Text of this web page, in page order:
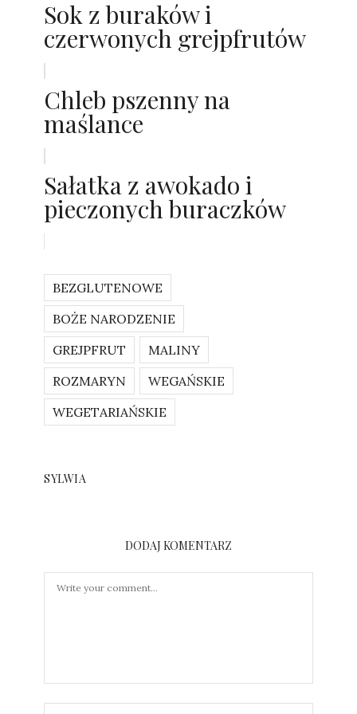
Sok z buraków i
czerwonych grejpfrutów
Chleb pszenny na
maślance
Sałatka z awokado i
pieczonych buraczków
BEZGLUTENOWE
BOŻE NARODZENIE
GREJPFRUT
MALINY
ROZMARYN
WEGAŃSKIE
WEGETARIAŃSKIE
SYLWIA
DODAJ KOMENTARZ